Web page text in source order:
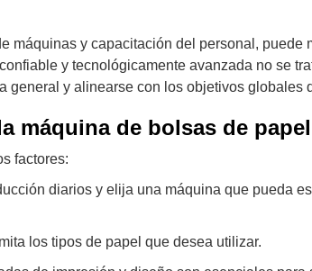
máquinas y capacitación del personal, puede
y tecnológicamente avanzada no se
general y alinearse con los objetivos globales
máquina de bolsas de
factores:
diarios y elija una máquina que pueda
los tipos de papel que desea utilizar.